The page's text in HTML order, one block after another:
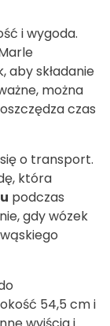
i wygoda.
aby składanie
można
czas
o transport.
która
podczas
gdy wózek
54,5 cm i